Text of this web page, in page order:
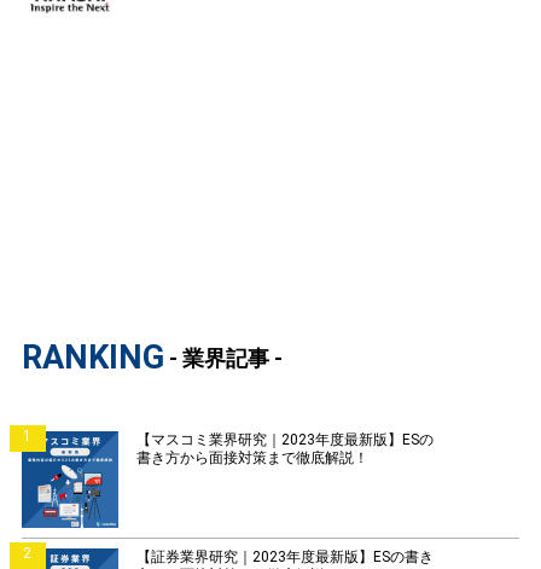
RANKING - 業界記事 -
1
【マスコミ業界研究｜2023年度最新版】ESの
書き方から面接対策まで徹底解説！
2
【証券業界研究｜2023年度最新版】ESの書き